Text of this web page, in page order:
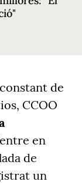
de
CCOO
en
de
un